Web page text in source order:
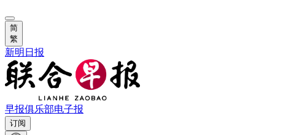
简
繁
新明日报
早报俱乐部电子报
订阅